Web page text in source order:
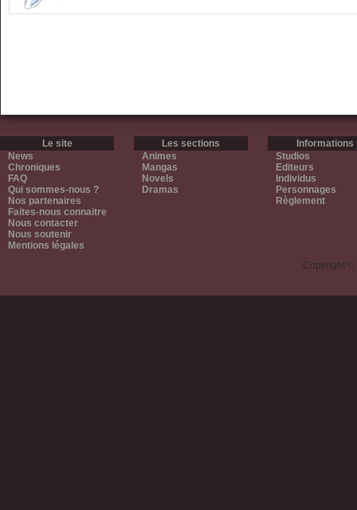
Le site
News
Chroniques
FAQ
Qui sommes-nous ?
Nos partenaires
Faites-nous connaitre
Nous contacter
Nous soutenir
Mentions légales
Les sections
Animes
Mangas
Novels
Dramas
Informations
Studios
Editeurs
Individus
Personnages
Règlement
Copyright ©